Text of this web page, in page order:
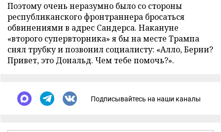
Поэтому очень неразумно было со стороны
республиканского фронтраннера бросаться
обвинениями в адрес Сандерса. Накануне
«второго супервторника» я бы на месте Трампа
снял трубку и позвонил социалисту: «Алло, Берни?
Привет, это Дональд. Чем тебе помочь?».
Подписывайтесь на наши каналы